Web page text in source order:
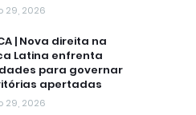
29, 2026
| Nova direita na
Latina enfrenta
para governar
apertadas
29, 2026